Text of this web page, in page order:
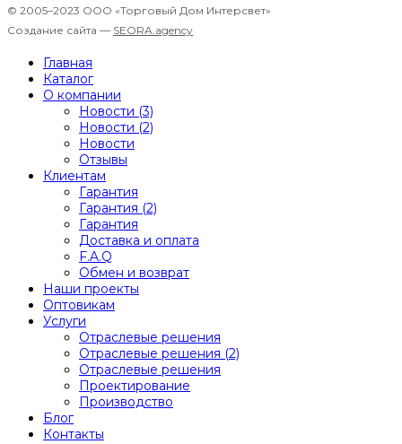
© 2005–2023 ООО «Торговый Дом Интерсвет»
Создание сайта — SEORA.agency
Главная
Каталог
О компании
Новости (3)
Новости (2)
Новости
Отзывы
Клиентам
Гарантия
Гарантия (2)
Гарантия
Доставка и оплата
F.A.Q
Обмен и возврат
Наши проекты
Оптовикам
Услуги
Отраслевые решения
Отраслевые решения (2)
Отраслевые решения
Проектирование
Производство
Блог
Контакты